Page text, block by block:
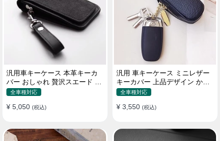
汎用車キーケース 本革キーカ
バー おしゃれ 贅沢スエード 格
好良いデザイン
全車種対応
¥ 5,050 (税込)
汎用 車キーケース ミニレザー
キーカバー 上品デザイン かわ
いい マカロン色
全車種対応
¥ 3,550 (税込)